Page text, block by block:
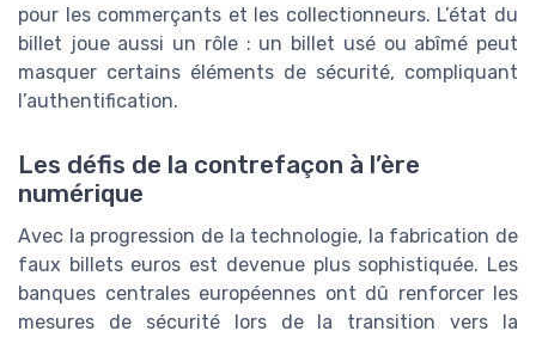
pour les commerçants et les collectionneurs. L’état du
billet joue aussi un rôle : un billet usé ou abîmé peut
masquer certains éléments de sécurité, compliquant
l’authentification.
Les défis de la contrefaçon à l’ère
numérique
Avec la progression de la technologie, la fabrication de
faux billets euros est devenue plus sophistiquée. Les
banques centrales européennes ont dû renforcer les
mesures de sécurité lors de la transition vers la